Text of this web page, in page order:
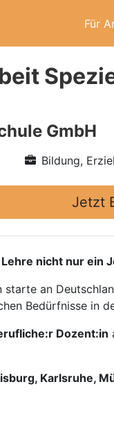
Für
GmbH
Bildung,
Jetzt
Lehre nicht nur
an
Bedürfnisse in
Dozent:in
Karlsruhe,